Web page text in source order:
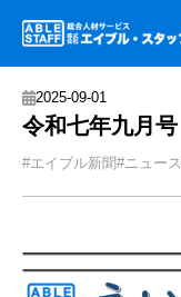
2025-09-01
令和七年九月号
#エイブル新聞#ニュース